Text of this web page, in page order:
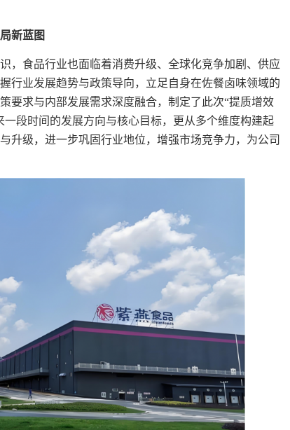
新蓝图
，食品行业也面临着消费升级、全球化竞争加剧、供应
行业发展趋势与政策导向，立足自身在佐餐卤味领域的
要求与内部发展需求深度融合，制定了此次“提质增效
段时间的发展方向与核心目标，更从多个维度构建起
升级，进一步巩固行业地位，增强市场竞争力，为公司